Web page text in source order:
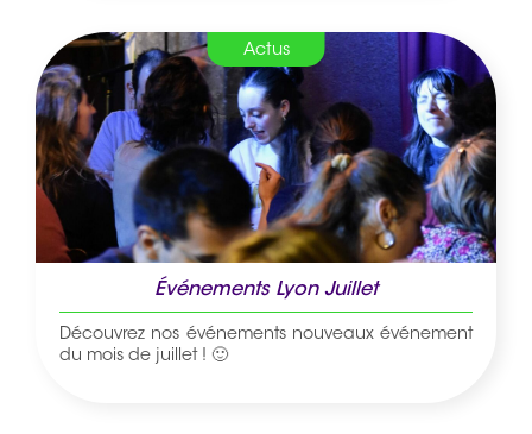
Actus
Événements Lyon Juillet
Découvrez nos événements nouveaux événement
du mois de juillet ! 🙂